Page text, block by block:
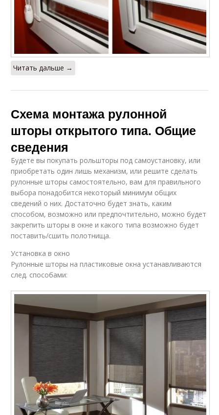
Читать дальше →
Схема монтажа рулонной
шторы открытого типа. Общие
сведения
Будете вы покупать рольшторы под самоустановку, или
приобретать один лишь механизм, или решите сделать
рулонные шторы самостоятельно, вам для правильного
выбора понадобится некоторый минимум общих
сведений о них. Достаточно будет знать, каким
способом, возможно или предпочтительно, можно будет
закрепить шторы в окне и какого типа возможно будет
поставить/сшить полотнища.
Установка в окно
Рулонные шторы на пластиковые окна устанавливаются
след. способами: